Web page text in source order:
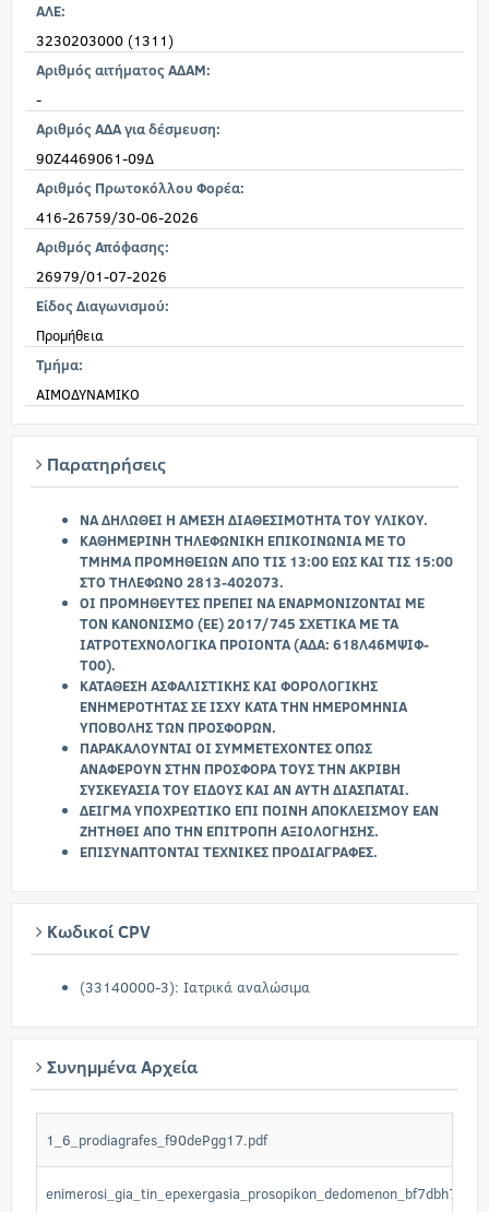
ΑΛΕ:
3230203000 (1311)
Αριθμός αιτήματος ΑΔΑΜ:
-
Αριθμός ΑΔΑ για δέσμευση:
90Ζ4469061-09Δ
Αριθμός Πρωτοκόλλου Φορέα:
416-26759/30-06-2026
Αριθμός Απόφασης:
26979/01-07-2026
Είδος Διαγωνισμού:
Προμήθεια
Τμήμα:
ΑΙΜΟΔΥΝΑΜΙΚΟ
Παρατηρήσεις
ΝΑ ΔΗΛΩΘΕΙ Η ΑΜΕΣΗ ΔΙΑΘΕΣΙΜΟΤΗΤΑ ΤΟΥ ΥΛΙΚΟΥ.
ΚΑΘΗΜΕΡΙΝΗ ΤΗΛΕΦΩΝΙΚΗ ΕΠΙΚΟΙΝΩΝΙΑ ΜΕ ΤΟ
ΤΜΗΜΑ ΠΡΟΜΗΘΕΙΩΝ ΑΠΟ ΤΙΣ 13:00 ΕΩΣ ΚΑΙ ΤΙΣ 15:00
ΣΤΟ ΤΗΛΕΦΩΝΟ 2813-402073.
ΟΙ ΠΡΟΜΗΘΕΥΤΕΣ ΠΡΕΠΕΙ ΝΑ ΕΝΑΡΜΟΝΙΖΟΝΤΑΙ ΜΕ
ΤΟΝ ΚΑΝΟΝΙΣΜΟ (ΕΕ) 2017/745 ΣΧΕΤΙΚΑ ΜΕ ΤΑ
ΙΑΤΡΟΤΕΧΝΟΛΟΓΙΚΑ ΠΡΟΙΟΝΤΑ (ΑΔΑ: 618Λ46ΜΨΙΦ-
Τ00).
ΚΑΤΑΘΕΣΗ ΑΣΦΑΛΙΣΤΙΚΗΣ ΚΑΙ ΦΟΡΟΛΟΓΙΚΗΣ
ΕΝΗΜΕΡΟΤΗΤΑΣ ΣΕ ΙΣΧΥ ΚΑΤΑ ΤΗΝ ΗΜΕΡΟΜΗΝΙΑ
ΥΠΟΒΟΛΗΣ ΤΩΝ ΠΡΟΣΦΟΡΩΝ.
ΠΑΡΑΚΑΛΟΥΝΤΑΙ ΟΙ ΣΥΜΜΕΤΕΧΟΝΤΕΣ ΟΠΩΣ
ΑΝΑΦΕΡΟΥΝ ΣΤΗΝ ΠΡΟΣΦΟΡΑ ΤΟΥΣ ΤΗΝ ΑΚΡΙΒΗ
ΣΥΣΚΕΥΑΣΙΑ ΤΟΥ ΕΙΔΟΥΣ ΚΑΙ ΑΝ ΑΥΤΗ ΔΙΑΣΠΑΤΑΙ.
ΔΕΙΓΜΑ ΥΠΟΧΡΕΩΤΙΚΟ ΕΠΙ ΠΟΙΝΗ ΑΠΟΚΛΕΙΣΜΟΥ ΕΑΝ
ΖΗΤΗΘΕΙ ΑΠΟ ΤΗΝ ΕΠΙΤΡΟΠΗ ΑΞΙΟΛΟΓΗΣΗΣ.
ΕΠΙΣΥΝΑΠΤΟΝΤΑΙ ΤΕΧΝΙΚΕΣ ΠΡΟΔΙΑΓΡΑΦΕΣ.
Κωδικοί CPV
(33140000-3): Ιατρικά αναλώσιμα
Συνημμένα Αρχεία
1_6_prodiagrafes_f90dePgg17.pdf